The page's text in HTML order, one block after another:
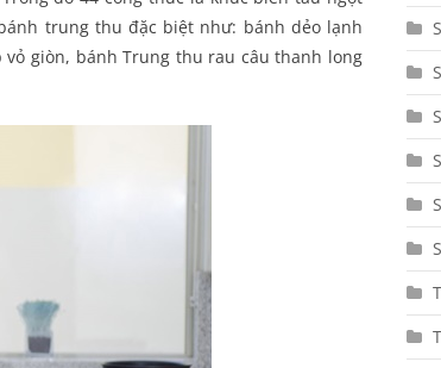
trung thu đặc biệt như: bánh dẻo lạnh
giòn, bánh Trung thu rau câu thanh long